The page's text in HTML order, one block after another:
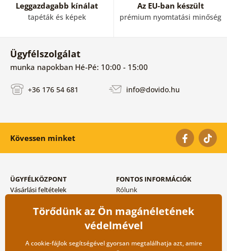
Leggazdagabb kínálat
tapéták és képek
Az EU-ban készült
prémium nyomtatási minőség
Ügyfélszolgálat
munka napokban Hé-Pé: 10:00 - 15:00
+36 176 54 681 info@dovido.hu
Kövessen minket
ÜGYFÉLKÖZPONT
Vásárlási feltételek
Szállítási és fizetési módok
FONTOS INFORMÁCIÓK
Rólunk
Blog
Kapcsolat
Nagykereskedelmi
együttműködés
Törődünk az Ön magánéletének
védelmével
A cookie-fájlok segítségével gyorsan megtalálhatja azt, amire